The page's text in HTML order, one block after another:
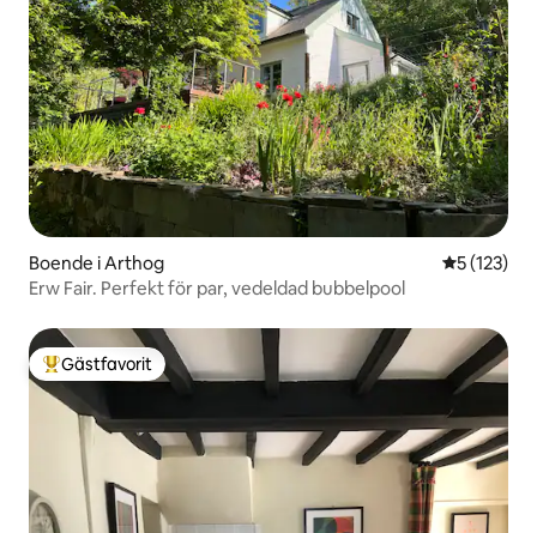
Boende i Arthog 5 av 5 i
5 (123)
Erw Fair. Perfekt för par, vedeldad bubbelpool
Populär gästfavorit
Gästfavorit